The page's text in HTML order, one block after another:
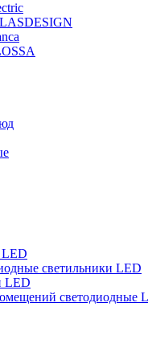
LED
светильники LED
LED
светодиодные